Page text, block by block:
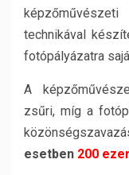
technikával
fotópályázatra
A
zsűri, míg a
esetben 200